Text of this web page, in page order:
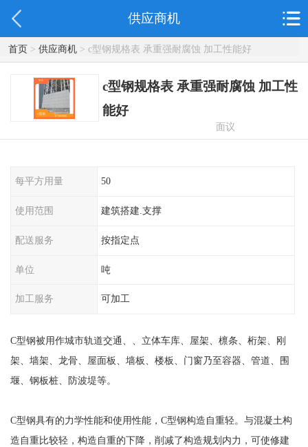
供应商机
首页> 供应商机> c型钢规格表 承重强耐腐蚀 加工性能好
c型钢规格表 承重强耐腐蚀 加工性
能好
面议
每平方用量 50
使用范围 建筑搭建.支撑
配送服务 按指定点
单位 吨
加工服务 可加工
C型钢被用作城市轨道交通、、立体车库、屋架、檩条、桁架、刚
架、墙架、龙骨、屋面板、墙板、楼板、门窗乃至容器、管道、围
堰、钢板桩、防波堤等。
C型钢具有的力学性能和使用性能，C型钢构造自重轻。与混凝土构
造自重比较轻，构造自重的下降，削减了构造规划内力，可使修建